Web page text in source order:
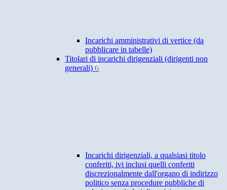
Incarichi amministrativi di vertice (da
pubblicare in tabelle)
Titolari di incarichi dirigenziali (dirigenti non
generali) 6
Incarichi dirigenziali, a qualsiasi titolo
conferiti, ivi inclusi quelli conferiti
discrezionalmente dall'organo di indirizzo
politico senza procedure pubbliche di